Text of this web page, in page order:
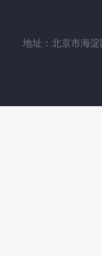
地址：北京市海